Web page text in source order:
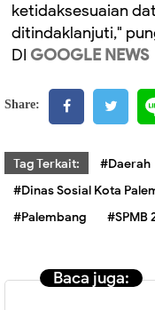
ketidaksesuaian
ditindaklanjuti,"
DI GOOGLE NEWS
Share:
Tag Terkait: #Daerah
#Dinas Sosial Kota
#Palembang
#SPMB
Baca juga: